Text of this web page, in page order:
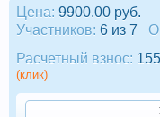
Цена: 9900.00 руб.
Участников: 6 из 7
Расчетный взнос:
(клик)